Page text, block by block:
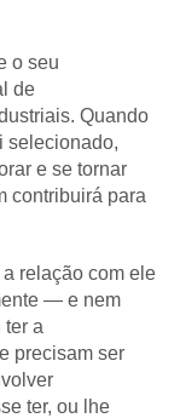
o seu
de
Quando
selecionado,
e se tornar
contribuirá para
a relação com ele
— e nem
a
precisam ser
ter, ou lhe